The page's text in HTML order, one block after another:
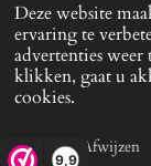
Deze website
ervaring te
advertenties weer
klikken, gaat u
cookies.
Afwijzen
9,9
E-mailadres